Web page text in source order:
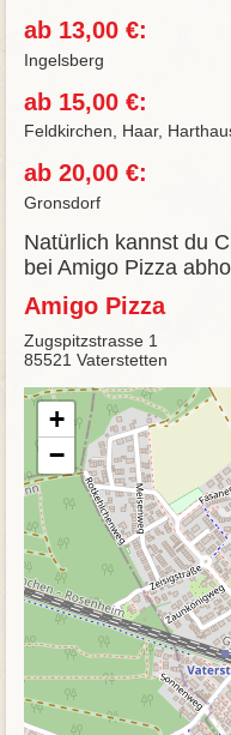
ab 13,00 €:
Ingelsberg
ab 15,00 €:
Feldkirchen, Haar,
ab 20,00 €:
Gronsdorf
Natürlich kannst du
bei Amigo Pizza
Amigo Pizza
Zugspitzstrasse 1
85521 Vaterstetten
+
−